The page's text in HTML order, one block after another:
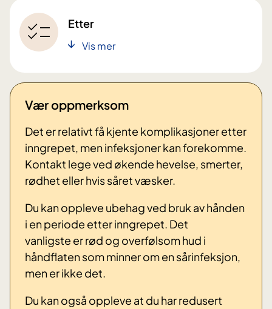
Etter
Vis mer
Vær oppmerksom
Det er relativt få kjente komplikasjoner etter
inngrepet, men infeksjoner kan forekomme.
Kontakt lege ved økende hevelse, smerter,
rødhet eller hvis såret væsker.
Du kan oppleve ubehag ved bruk av hånden
i en periode etter inngrepet. Det
vanligste er rød og overfølsom hud i
håndflaten som minner om en sårinfeksjon,
men er ikke det.
Du kan også oppleve at du har redusert